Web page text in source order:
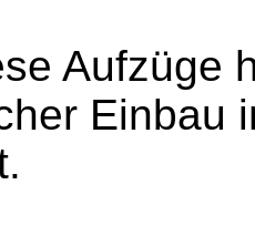
Aufzüge
Einbau